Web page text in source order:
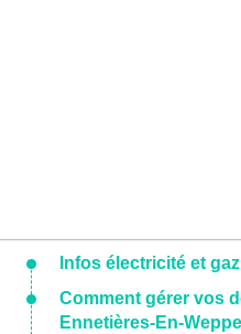
Infos électricité et
Comment gérer vos
Ennetières-En-